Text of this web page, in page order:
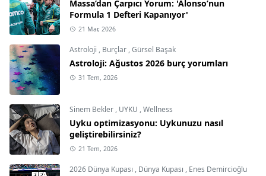
Massa’dan Çarpıcı Yorum: 'Alonso’nun
Formula 1 Defteri Kapanıyor'
21 Mar, 2026
Astroloji , Burçlar ,Gürsel Başak
Astroloji: Ağustos 2026 burç yorumları
31 Tem, 2026
Sinem Bekler , UYKU ,Wellness
Uyku optimizasyonu: Uykunuzu nasıl
geliştirebilirsiniz?
21 Tem, 2026
2026 Dünya Kupası , Dünya Kupası , Enes Demircioğlu